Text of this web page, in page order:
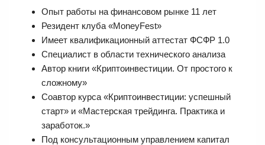
Опыт работы на финансовом рынке 11 лет
Резидент клуба «MoneyFest»
Имеет квалификационный аттестат ФСФР 1.0
Специалист в области технического анализа
Автор книги «Криптоинвестиции. От простого к
сложному»
Соавтор курса «Криптоинвестиции: успешный
старт» и «Мастерская трейдинга. Практика и
заработок.»
Под консультационным управлением капитал